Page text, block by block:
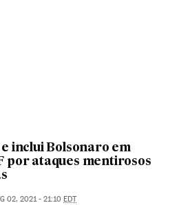
inclui Bolsonaro em
por ataques mentirosos
02, 2021 - 21:10 EDT